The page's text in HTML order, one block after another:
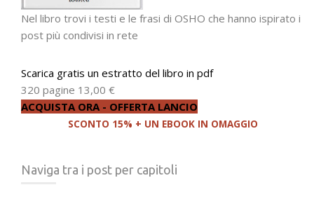
Nel libro trovi i testi e le frasi di OSHO che hanno ispirato i
post più condivisi in rete
Scarica gratis un estratto del libro in pdf
320 pagine 13,00 €
ACQUISTA ORA - OFFERTA LANCIO
SCONTO 15% + UN EBOOK IN OMAGGIO
Naviga tra i post per capitoli